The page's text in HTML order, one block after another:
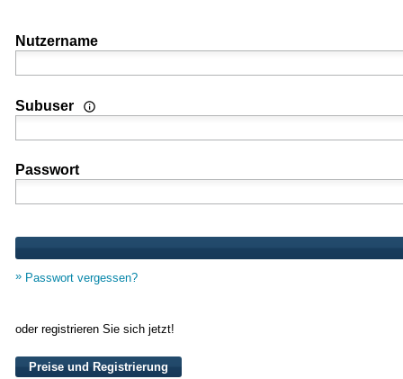
Nutzername
Subuser Wenn Sie Nutzer einer Mehrplatz- oder Standortlizenz
Passwort
Passwort vergessen?
oder registrieren Sie sich jetzt!
Preise und Registrierung